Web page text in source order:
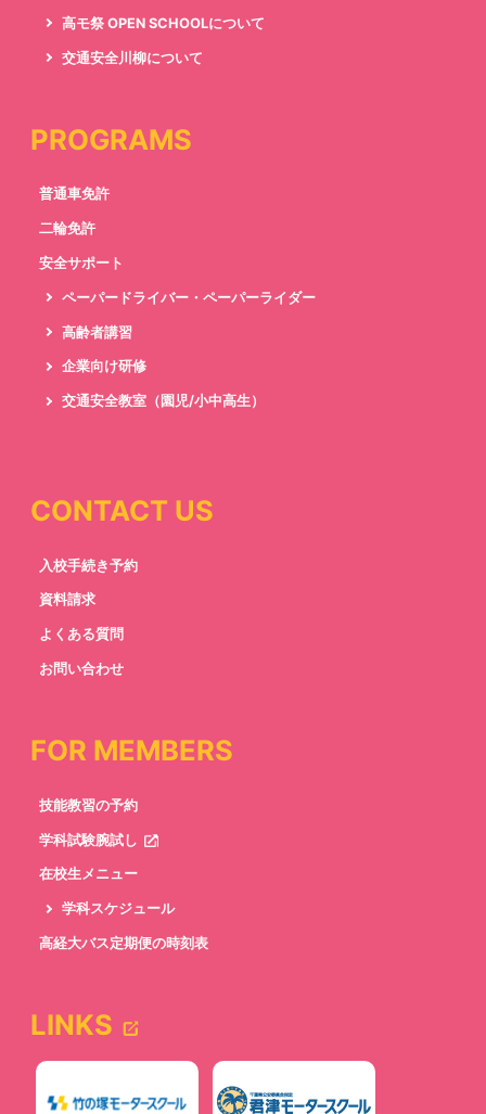
高モ祭 OPEN SCHOOLについて
交通安全川柳について
PROGRAMS
普通車免許
二輪免許
安全サポート
ペーパードライバー・ペーパーライダー
高齢者講習
企業向け研修
交通安全教室（園児/小中高生）
CONTACT US
入校手続き予約
資料請求
よくある質問
お問い合わせ
FOR MEMBERS
技能教習の予約
学科試験腕試し
在校生メニュー
学科スケジュール
高経大バス定期便の時刻表
LINKS newtab